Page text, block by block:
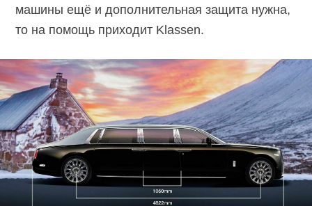
машины ещё и дополнительная защита нужна,
то на помощь приходит Klassen.